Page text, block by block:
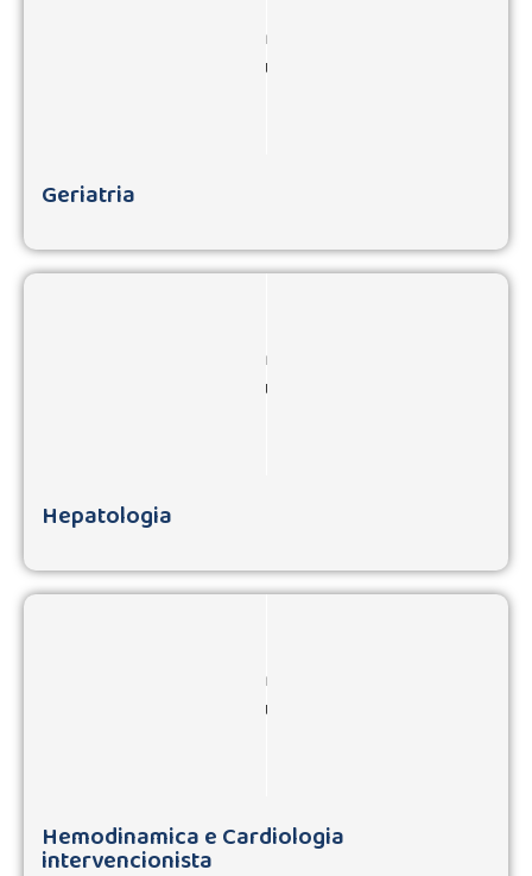
Geriatria
Hepatologia
Hemodinamica e Cardiologia
intervencionista